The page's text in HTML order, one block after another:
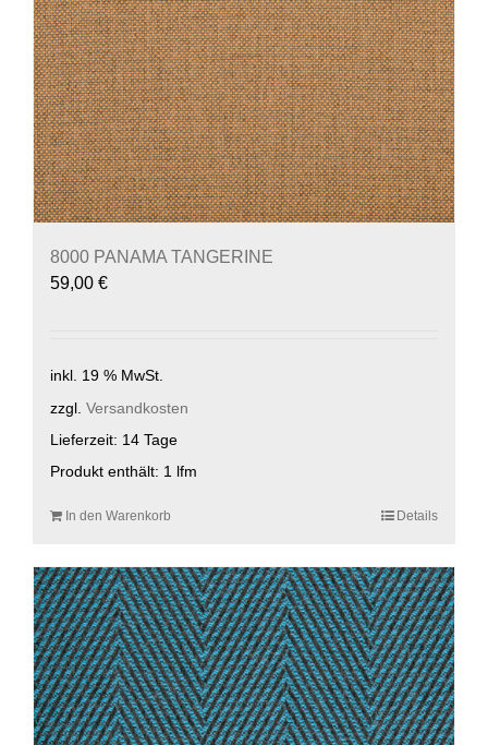
8000 PANAMA TANGERINE
59,00 €
inkl. 19 % MwSt.
zzgl. Versandkosten
Lieferzeit: 14 Tage
Produkt enthält: 1 lfm
In den Warenkorb Details